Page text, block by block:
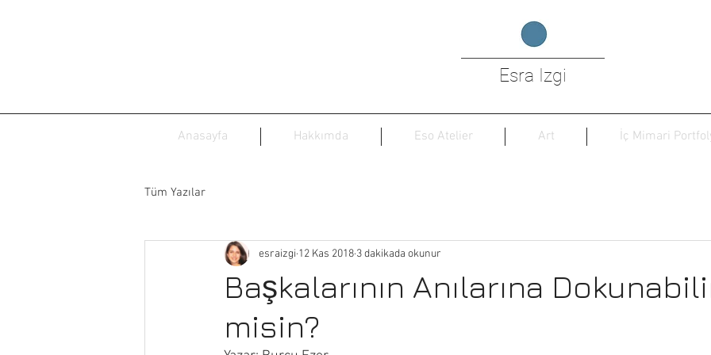
Esra Izgi
Anasayfa Hakkımda Eso Atelier Art İç Mimari
Tüm Yazılar
Başkalarının Anılarına
misin?
esraizgi 12 Kas 2018 3 dakikada okunur